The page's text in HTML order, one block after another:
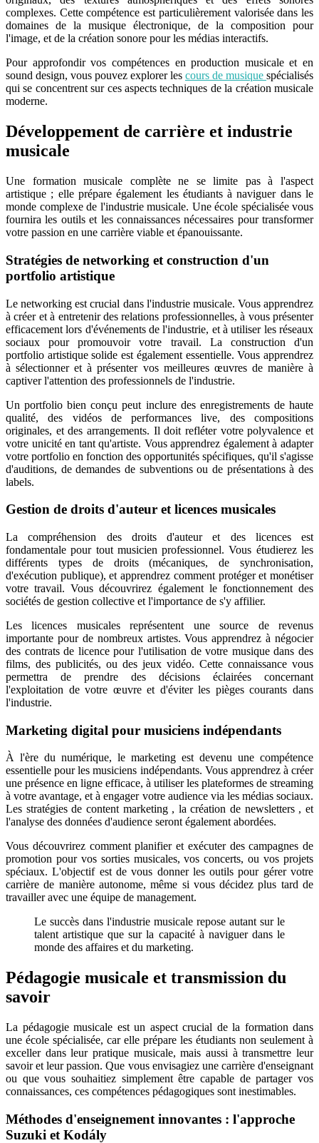
complexes. Cette compétence est particulièrement valorisée dans les
domaines de la musique électronique, de la composition pour
l'image, et de la création sonore pour les médias interactifs.
Pour approfondir vos compétences en production musicale et en
sound design, vous pouvez explorer les cours de musique spécialisés
qui se concentrent sur ces aspects techniques de la création musicale
moderne.
Développement de carrière et industrie
musicale
Une formation musicale complète ne se limite pas à l'aspect
artistique ; elle prépare également les étudiants à naviguer dans le
monde complexe de l'industrie musicale. Une école spécialisée vous
fournira les outils et les connaissances nécessaires pour transformer
votre passion en une carrière viable et épanouissante.
Stratégies de networking et construction d'un
portfolio artistique
Le networking est crucial dans l'industrie musicale. Vous apprendrez
à créer et à entretenir des relations professionnelles, à vous présenter
efficacement lors d'événements de l'industrie, et à utiliser les réseaux
sociaux pour promouvoir votre travail. La construction d'un
portfolio artistique solide est également essentielle. Vous apprendrez
à sélectionner et à présenter vos meilleures œuvres de manière à
captiver l'attention des professionnels de l'industrie.
Un portfolio bien conçu peut inclure des enregistrements de haute
qualité, des vidéos de performances live, des compositions
originales, et des arrangements. Il doit refléter votre polyvalence et
votre unicité en tant qu'artiste. Vous apprendrez également à adapter
votre portfolio en fonction des opportunités spécifiques, qu'il s'agisse
d'auditions, de demandes de subventions ou de présentations à des
labels.
Gestion de droits d'auteur et licences musicales
La compréhension des droits d'auteur et des licences est
fondamentale pour tout musicien professionnel. Vous étudierez les
différents types de droits (mécaniques, de synchronisation,
d'exécution publique), et apprendrez comment protéger et monétiser
votre travail. Vous découvrirez également le fonctionnement des
sociétés de gestion collective et l'importance de s'y affilier.
Les licences musicales représentent une source de revenus
importante pour de nombreux artistes. Vous apprendrez à négocier
des contrats de licence pour l'utilisation de votre musique dans des
films, des publicités, ou des jeux vidéo. Cette connaissance vous
permettra de prendre des décisions éclairées concernant
l'exploitation de votre œuvre et d'éviter les pièges courants dans
l'industrie.
Marketing digital pour musiciens indépendants
À l'ère du numérique, le marketing est devenu une compétence
essentielle pour les musiciens indépendants. Vous apprendrez à créer
une présence en ligne efficace, à utiliser les plateformes de streaming
à votre avantage, et à engager votre audience via les médias sociaux.
Les stratégies de content marketing , la création de newsletters , et
l'analyse des données d'audience seront également abordées.
Vous découvrirez comment planifier et exécuter des campagnes de
promotion pour vos sorties musicales, vos concerts, ou vos projets
spéciaux. L'objectif est de vous donner les outils pour gérer votre
carrière de manière autonome, même si vous décidez plus tard de
travailler avec une équipe de management.
Le succès dans l'industrie musicale repose autant sur le
talent artistique que sur la capacité à naviguer dans le
monde des affaires et du marketing.
Pédagogie musicale et transmission du
savoir
La pédagogie musicale est un aspect crucial de la formation dans
une école spécialisée, car elle prépare les étudiants non seulement à
exceller dans leur pratique musicale, mais aussi à transmettre leur
savoir et leur passion. Que vous envisagiez une carrière d'enseignant
ou que vous souhaitiez simplement être capable de partager vos
connaissances, ces compétences pédagogiques sont inestimables.
Méthodes d'enseignement innovantes : l'approche
Suzuki et Kodály